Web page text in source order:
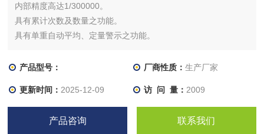
内部精度高达1/300000。
具有累计次数及数量之功能。
具有单重自动平均、定量警示之功能。
产品型号：
厂商性质： 生产厂家
更新时间： 2025-12-09 访 问 量： 2009
产品咨询 联系我们